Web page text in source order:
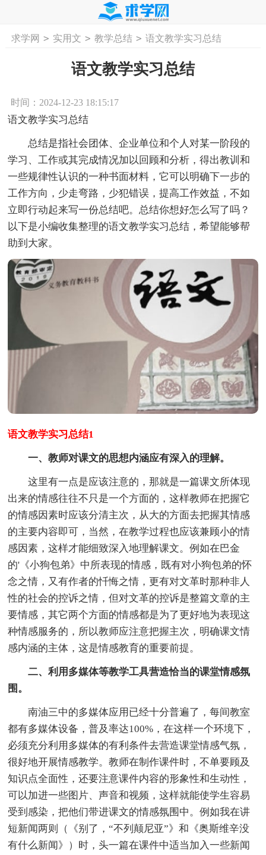
首页 工作计划 活动计划 学习计划
求学网 > 实用文 > 教学总结 > 语文教学实习总结
语文教学实习总结
时间：2024-12-23 18:15:17
语文教学实习总结
总结是指社会团体、企业单位和个人对某一阶段的
学习、工作或其完成情况加以回顾和分析，得出教训和
一些规律性认识的一种书面材料，它可以明确下一步的
工作方向，少走弯路，少犯错误，提高工作效益，不如
立即行动起来写一份总结吧。总结你想好怎么写了吗？
以下是小编收集整理的语文教学实习总结，希望能够帮
助到大家。
语文教学实习总结1
一、教师对课文的思想内涵应有深入的理解。
这里有一点是应该注意的，那就是一篇课文所体现
出来的情感往往不只是一个方面的，这样教师在把握它
的情感因素时应该分清主次，从大的方面去把握其情感
的主要内容即可，当然，在教学过程也应该兼顾小的情
感因素，这样才能细致深入地理解课文。例如在巴金
的'《小狗包弟》中所表现的情感，既有对小狗包弟的怀
念之情，又有作者的忏悔之情，更有对文革时那种非人
性的社会的控诉之情，但对文革的控诉是整篇文章的主
要情感，其它两个方面的情感都是为了更好地为表现这
种情感服务的，所以教师应注意把握主次，明确课文情
感内涵的主体，这是情感教育的重要前提。
二、利用多媒体等教学工具营造恰当的课堂情感氛
围。
南油三中的多媒体应用已经十分普遍了，每间教室
都有多媒体设备，普及率达100%，在这样一个环境下，
必须充分利用多媒体的有利条件去营造课堂情感气氛，
很好地开展情感教学。教师在制作课件时，不单要顾及
知识点全面性，还要注意课件内容的形象性和生动性，
可以加进一些图片、声音和视频，这样就能使学生容易
受到感染，把他们带进课文的情感氛围中。例如我在讲
短新闻两则（《别了，“不列颠尼亚”》和《奥斯维辛没
有什么新闻》）时，头一篇在课件中适当加入一些新闻